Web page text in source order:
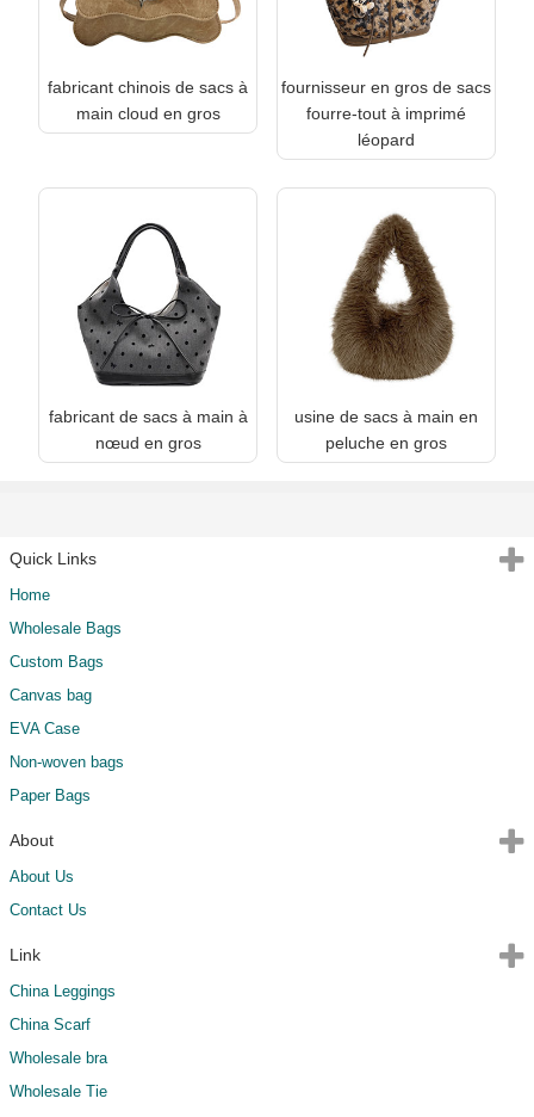
fabricant chinois de sacs à
main cloud en gros
fournisseur en gros de sacs
fourre-tout à imprimé
léopard
fabricant de sacs à main à
nœud en gros
usine de sacs à main en
peluche en gros
Quick Links
Home
Wholesale Bags
Custom Bags
Canvas bag
EVA Case
Non-woven bags
Paper Bags
About
About Us
Contact Us
Link
China Leggings
China Scarf
Wholesale bra
Wholesale Tie